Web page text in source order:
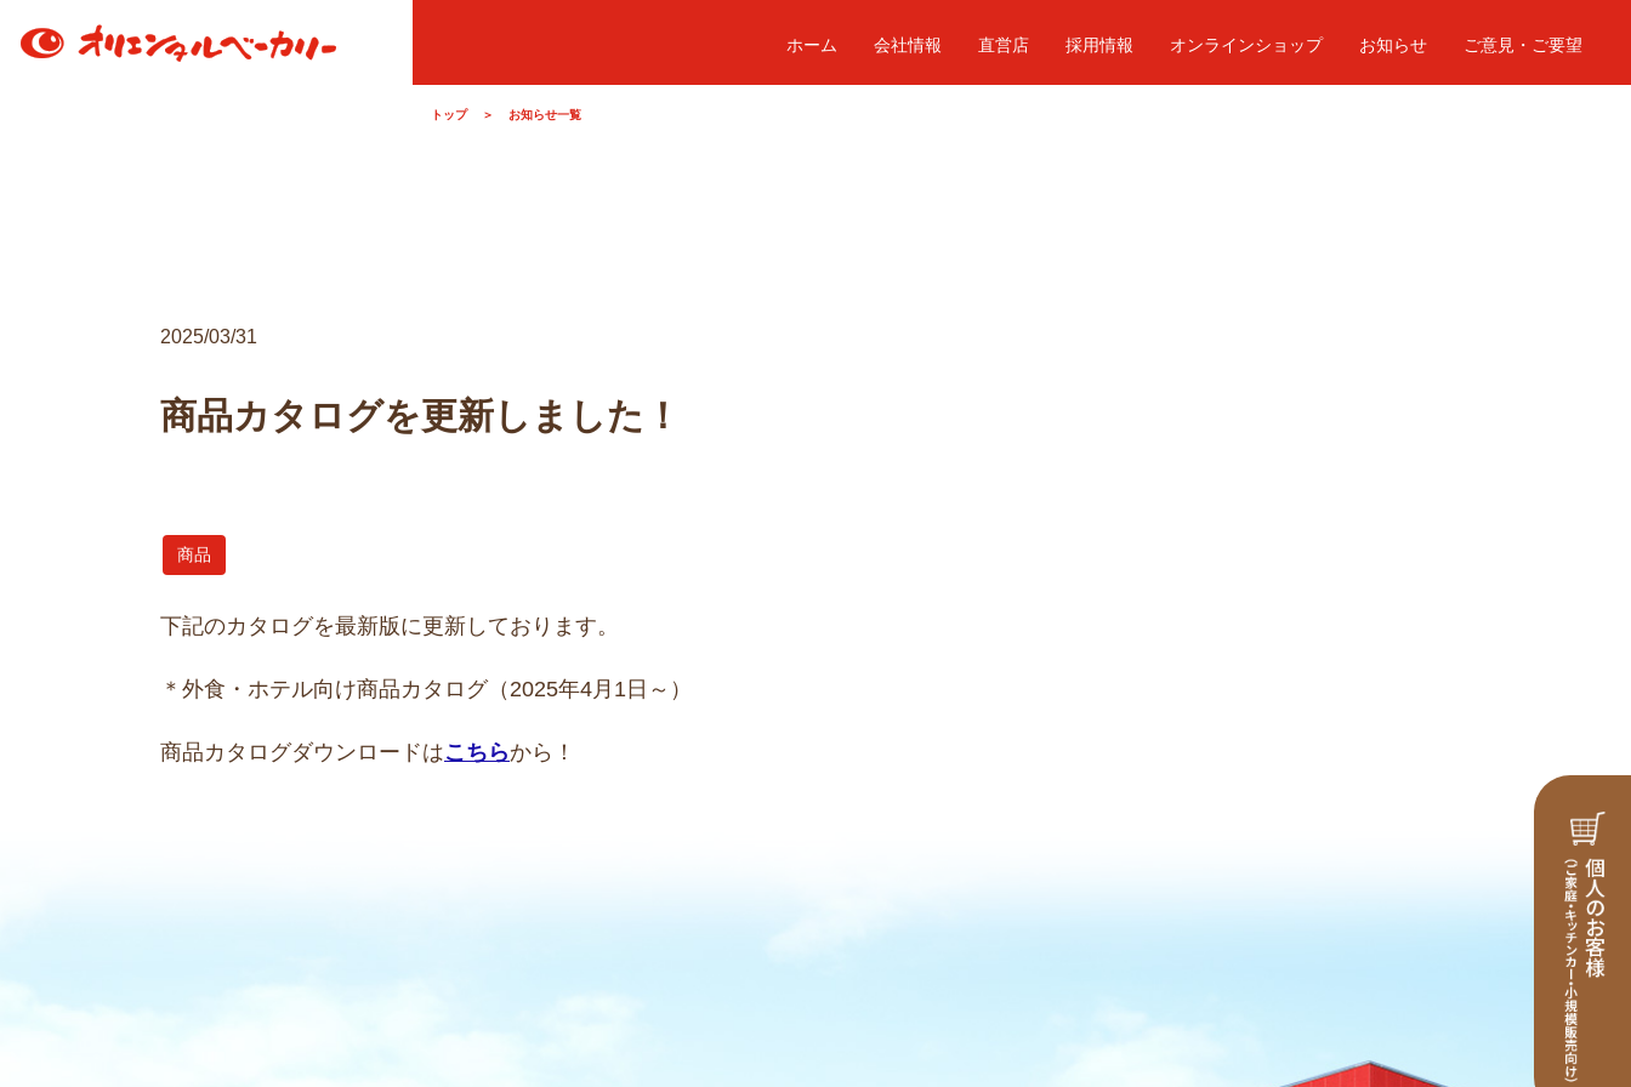
トップ ＞ お知らせ一覧
ホーム 会社情報 直営店 採用情報 オンラインショップ お知らせ ご意見・ご要望
2025/03/31
商品カタログを更新しました！
商品
下記のカタログを最新版に更新しております。
＊外食・ホテル向け商品カタログ（2025年4月1日～）
商品カタログダウンロードはこちらから！